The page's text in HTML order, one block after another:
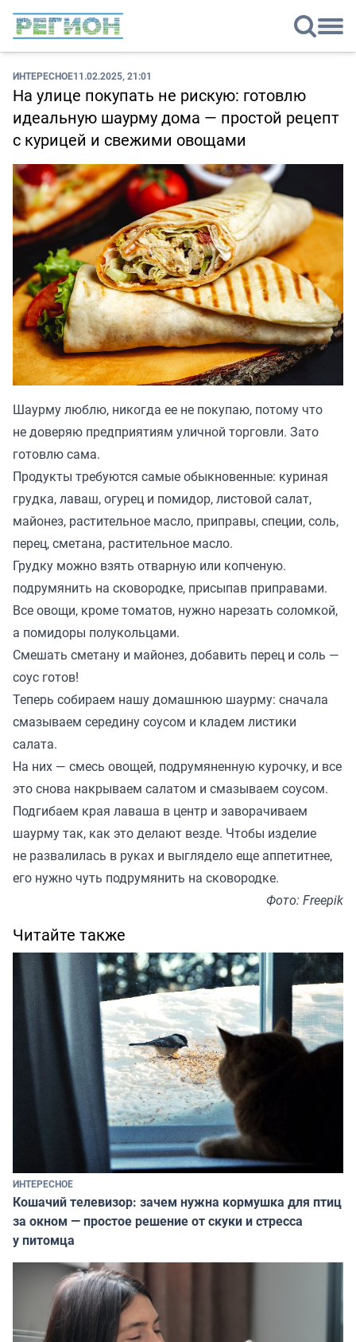
ИНТЕРЕСНОЕ11.02.2025, 21:01
На улице покупать не рискую: готовлю
идеальную шаурму дома — простой рецепт
с курицей и свежими овощами
Шаурму люблю, никогда ее не покупаю, потому что
не доверяю предприятиям уличной торговли. Зато
готовлю сама.
Продукты требуются самые обыкновенные: куриная
грудка, лаваш, огурец и помидор, листовой салат,
майонез, растительное масло, приправы, специи, соль,
перец, сметана, растительное масло.
Грудку можно взять отварную или копченую.
подрумянить на сковородке, присыпав приправами.
Все овощи, кроме томатов, нужно нарезать соломкой,
а помидоры полукольцами.
Смешать сметану и майонез, добавить перец и соль —
соус готов!
Теперь собираем нашу домашнюю шаурму: сначала
смазываем середину соусом и кладем листики
салата.
На них — смесь овощей, подрумяненную курочку, и все
это снова накрываем салатом и смазываем соусом.
Подгибаем края лаваша в центр и заворачиваем
шаурму так, как это делают везде. Чтобы изделие
не развалилась в руках и выглядело еще аппетитнее,
его нужно чуть подрумянить на сковородке.
Фото: Freepik
Читайте также
ИНТЕРЕСНОЕ
Кошачий телевизор: зачем нужна кормушка для птиц
за окном — простое решение от скуки и стресса
у питомца